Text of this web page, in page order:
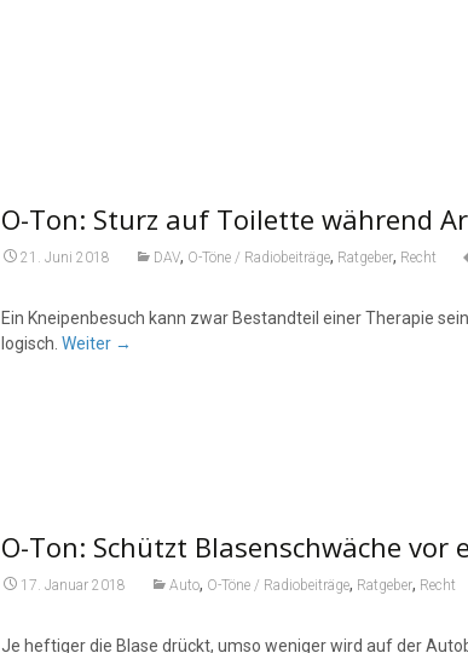
O-Ton: Sturz auf Toilette während
21. Juni 2018 DAV, O-Töne / Radiobeiträge, Ratgeber, Recht
Ein Kneipenbesuch kann zwar Bestandteil einer Therapie
logisch. Weiter →
O-Ton: Schützt Blasenschwäche vor
17. Januar 2018 Auto, O-Töne / Radiobeiträge, Ratgeber, Recht
Je heftiger die Blase drückt, umso weniger wird auf der